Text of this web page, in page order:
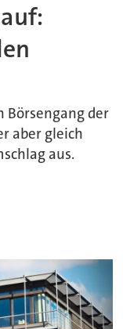
Börsengang der
aber gleich
aus.